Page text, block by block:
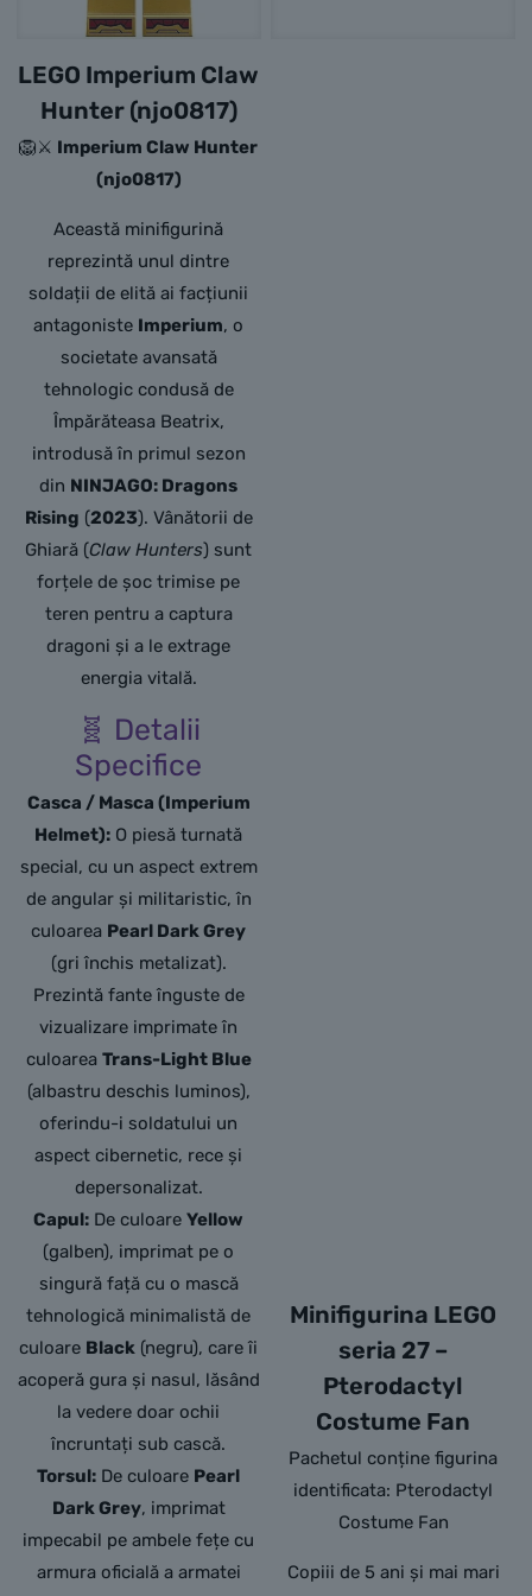
LEGO Imperium Claw
Hunter (njo0817)
🦁⚔️ Imperium Claw Hunter
(njo0817)
Această minifigurină
reprezintă unul dintre
soldații de elită ai facțiunii
antagoniste Imperium, o
societate avansată
tehnologic condusă de
Împărăteasa Beatrix,
introdusă în primul sezon
din NINJAGO: Dragons
Rising (2023). Vânătorii de
Ghiară (Claw Hunters) sunt
forțele de șoc trimise pe
teren pentru a captura
dragoni și a le extrage
energia vitală.
🧬 Detalii
Specifice
Casca / Masca (Imperium
Helmet): O piesă turnată
special, cu un aspect extrem
de angular și militaristic, în
culoarea Pearl Dark Grey
(gri închis metalizat).
Prezintă fante înguste de
vizualizare imprimate în
culoarea Trans-Light Blue
(albastru deschis luminos),
oferindu-i soldatului un
aspect cibernetic, rece și
depersonalizat.
Capul: De culoareYellow
(galben), imprimat pe o
singură față cu o mască
tehnologică minimalistă de
culoare Black (negru), care îi
acoperă gura și nasul, lăsând
la vedere doar ochii
încruntați sub cască.
Torsul: De culoare Pearl
Dark Grey, imprimat
impecabil pe ambele fețe cu
armura oficială a armatei
Minifigurina LEGO
seria 27 –
Pterodactyl
Costume Fan
Pachetul conține figurina
identificata: Pterodactyl
Costume Fan
Copiii de 5 ani și mai mari